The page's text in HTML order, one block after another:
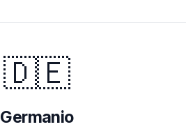
🇩🇪
Germanio